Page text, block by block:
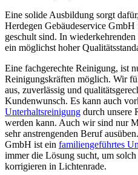
Eine solide Ausbildung sorgt
Herdegen Gebäudeservice
geschult sind. In
ein möglichst hoher
Eine fachgerechte Reinigung, ist
Reinigungskräften möglich. Wir
aus, zuverlässig und
Kundenwunsch. Es kann auch
Unterhaltsreinigung durch unsere
werden kann. Auch wir sind nur
sehr anstrengenden Beruf
GmbH ist ein familiengeführtes
immer die Lösung sucht, um
korrigieren in Lichtenrade.